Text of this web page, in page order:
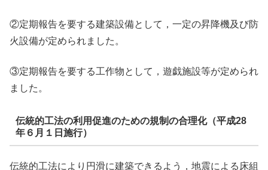
②定期報告を要する建築設備として，一定の昇降機及び防
火設備が定められました。
③定期報告を要する工作物として，遊戯施設等が定められ
ました。
伝統的工法の利用促進のための規制の合理化（平成28
年６月１日施行）
伝統的工法により円滑に建築できるよう，地震による床組